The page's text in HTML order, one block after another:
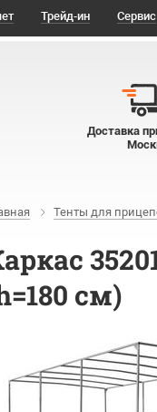
Трейд-ин Сервис
Доставка
Тенты для
см)